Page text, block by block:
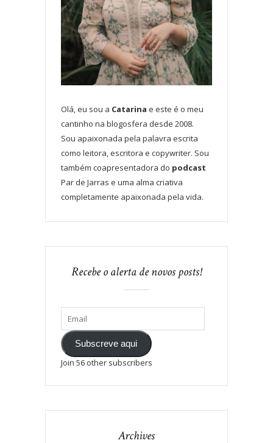
Olá, eu sou a Catarina e este é o meu
cantinho na blogosfera desde 2008.
Sou apaixonada pela palavra escrita
como leitora, escritora e copywriter. Sou
também coapresentadora do podcast
Par de Jarras e uma alma criativa
completamente apaixonada pela vida.
Recebe o alerta de novos posts!
Subscreve aqui
Join 56 other subscribers
Archives